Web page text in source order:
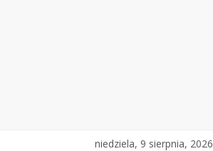
niedziela, 9 sierpnia, 2026